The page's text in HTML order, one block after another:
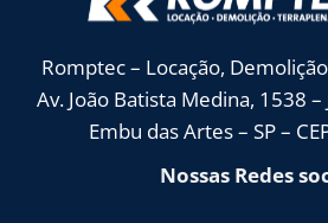
Romptec – Locação,
Av. João Batista Medina, 1538
Embu das Artes – SP –
Nossas Redes